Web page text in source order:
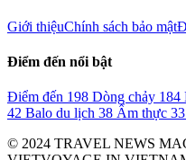
Giới thiệuChính sách bảo mật
Điểm đến nổi bật
Điểm đến 198 Dòng chảy 184
42 Balo du lịch 38 Ẩm thực 33
© 2024 TRAVEL NEWS